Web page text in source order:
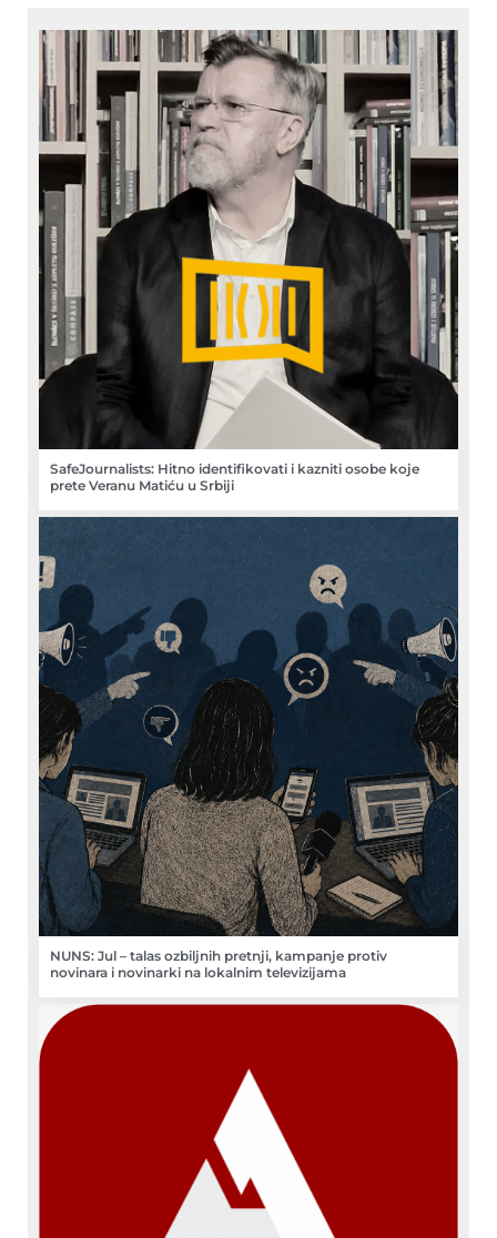
SafeJournalists: Hitno identifikovati i kazniti osobe koje
prete Veranu Matiću u Srbiji
NUNS: Jul – talas ozbiljnih pretnji, kampanje protiv
novinara i novinarki na lokalnim televizijama